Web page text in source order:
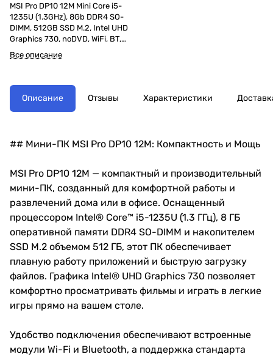
MSI Pro DP10 12M Mini Core i5-
1235U (1.3GHz), 8Gb DDR4 SO-
DIMM, 512GB SSD M.2, Intel UHD
Graphics 730, noDVD, WiFi, BT,
120W, VESA, VGA, noOS, 1y war-ty
Все описание
Описание Отзывы Характеристики
## Мини-ПК MSI Pro DP10 12M: Компактность и Мощь
MSI Pro DP10 12M — компактный и производительный
мини-ПК, созданный для комфортной работы и
развлечений дома или в офисе. Оснащенный
процессором Intel® Core™ i5-1235U (1.3 ГГц), 8 ГБ
оперативной памяти DDR4 SO-DIMM и накопителем
SSD M.2 объемом 512 ГБ, этот ПК обеспечивает
плавную работу приложений и быструю загрузку
файлов. Графика Intel® UHD Graphics 730 позволяет
комфортно просматривать фильмы и играть в легкие
игры прямо на вашем столе.
Удобство подключения обеспечивают встроенные
модули Wi-Fi и Bluetooth, а поддержка стандарта